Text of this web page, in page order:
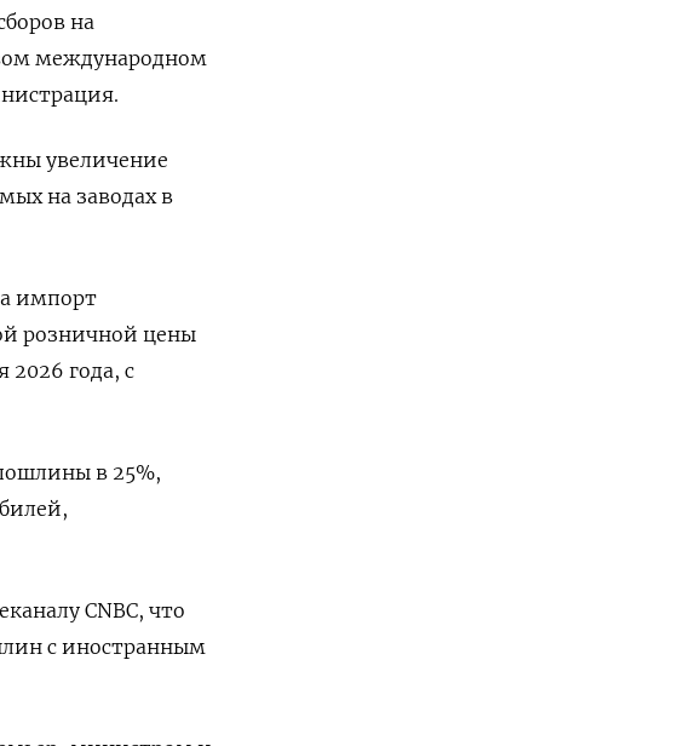
на
международном
увеличение
на заводах в
импорт
розничной цены
года, с
в 25%,
CNBC, что
с иностранным